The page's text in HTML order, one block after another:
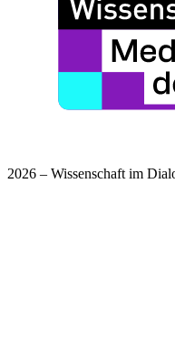
2026 – Wissenschaft im